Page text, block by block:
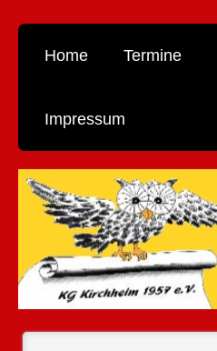
Home Termine
Impressum